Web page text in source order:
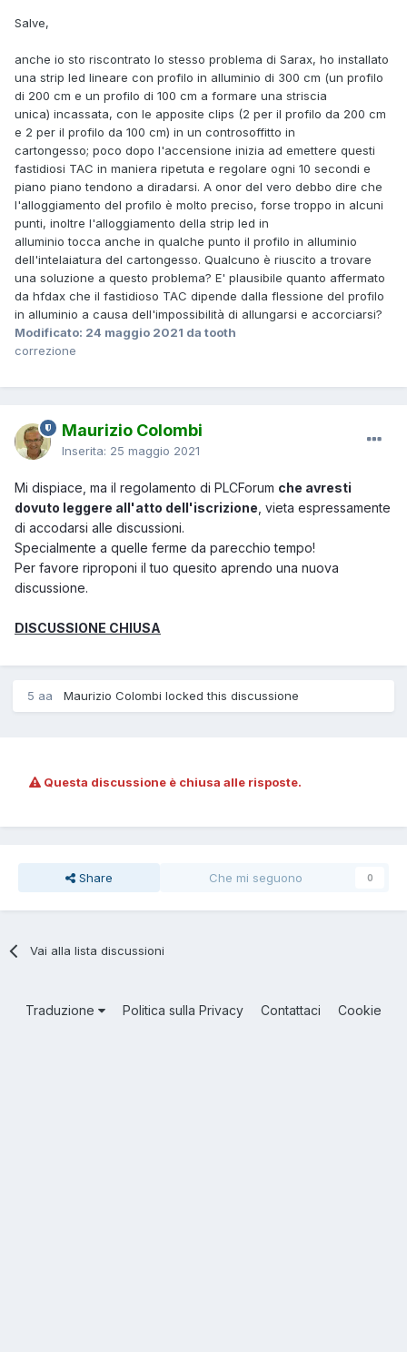
Salve,
anche io sto riscontrato lo stesso problema di Sarax, ho installato
una strip led lineare con profilo in alluminio di 300 cm (un profilo
di 200 cm e un profilo di 100 cm a formare una striscia
unica) incassata, con le apposite clips (2 per il profilo da 200 cm
e 2 per il profilo da 100 cm) in un controsoffitto in
cartongesso; poco dopo l'accensione inizia ad emettere questi
fastidiosi TAC in maniera ripetuta e regolare ogni 10 secondi e
piano piano tendono a diradarsi. A onor del vero debbo dire che
l'alloggiamento del profilo è molto preciso, forse troppo in alcuni
punti, inoltre l'alloggiamento della strip led in
alluminio tocca anche in qualche punto il profilo in alluminio
dell'intelaiatura del cartongesso. Qualcuno è riuscito a trovare
una soluzione a questo problema? E' plausibile quanto affermato
da hfdax che il fastidioso TAC dipende dalla flessione del profilo
in alluminio a causa dell'impossibilità di allungarsi e accorciarsi?
Modificato: 24 maggio 2021 da tooth
correzione
Maurizio Colombi
Inserita: 25 maggio 2021
Mi dispiace, ma il regolamento di PLCForum che avresti
dovuto leggere all'atto dell'iscrizione , vieta espressamente
di accodarsi alle discussioni.
Specialmente a quelle ferme da parecchio tempo!
Per favore riproponi il tuo quesito aprendo una nuova
discussione.
DISCUSSIONE CHIUSA
5 aa Maurizio Colombi locked this discussione
Questa discussione è chiusa alle risposte.
Share Che mi seguono 0
Vai alla lista discussioni
Traduzione Politica sulla Privacy Contattaci Cookie